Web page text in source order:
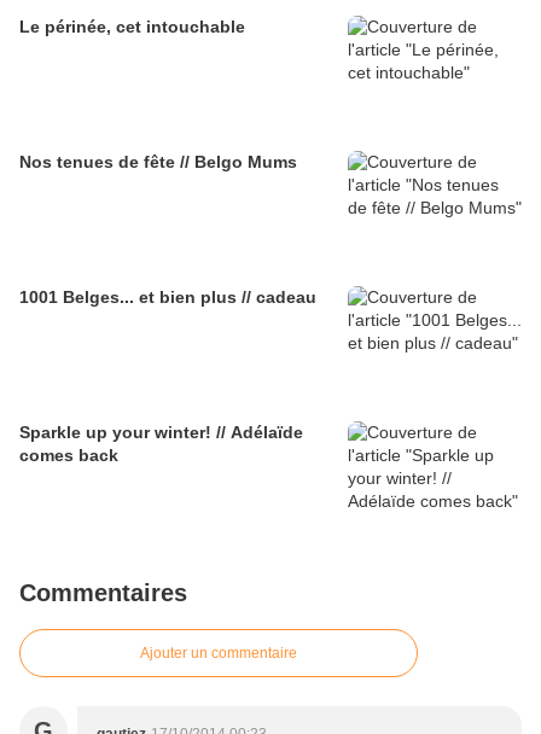
Le périnée, cet intouchable
Nos tenues de fête // Belgo Mums
1001 Belges... et bien plus // cadeau
Sparkle up your winter! // Adélaïde
comes back
Commentaires
Ajouter un commentaire